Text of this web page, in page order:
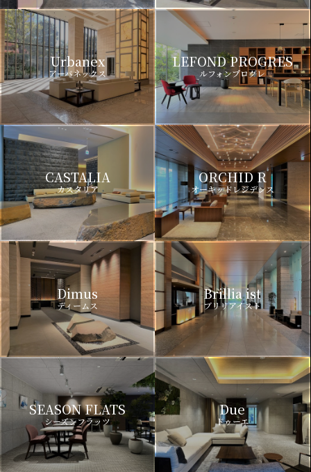
Urbanex
アーバネックス
LEFOND PROGRES
ルフォンプログレ
CASTALIA
カスタリア
ORCHID R
オーキッドレジデンス
Dimus
ディームス
Brillia ist
ブリリアイスト
SEASON FLATS
シーズンフラッツ
Due
ドゥーエ